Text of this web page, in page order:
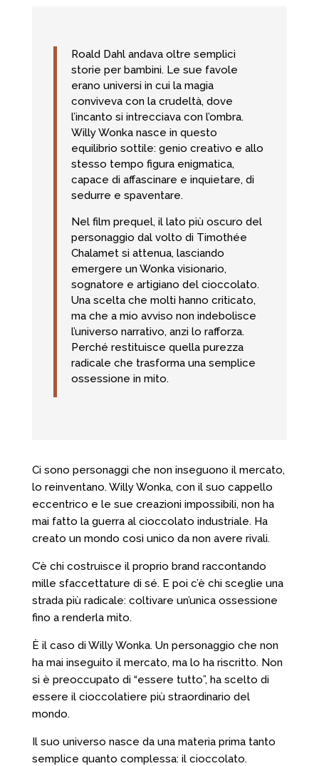
Roald Dahl andava oltre semplici
storie per bambini. Le sue favole
erano universi in cui la magia
conviveva con la crudeltà, dove
l’incanto si intrecciava con l’ombra.
Willy Wonka nasce in questo
equilibrio sottile: genio creativo e allo
stesso tempo figura enigmatica,
capace di affascinare e inquietare, di
sedurre e spaventare.
Nel film prequel, il lato più oscuro del
personaggio dal volto di Timothée
Chalamet si attenua, lasciando
emergere un Wonka visionario,
sognatore e artigiano del cioccolato.
Una scelta che molti hanno criticato,
ma che a mio avviso non indebolisce
l’universo narrativo, anzi lo rafforza.
Perché restituisce quella purezza
radicale che trasforma una semplice
ossessione in mito.
Ci sono personaggi che non inseguono il mercato,
lo reinventano. Willy Wonka, con il suo cappello
eccentrico e le sue creazioni impossibili, non ha
mai fatto la guerra al cioccolato industriale. Ha
creato un mondo così unico da non avere rivali.
C’è chi costruisce il proprio brand raccontando
mille sfaccettature di sé. E poi c’è chi sceglie una
strada più radicale: coltivare un’unica ossessione
fino a renderla mito.
È il caso di Willy Wonka. Un personaggio che non
ha mai inseguito il mercato, ma lo ha riscritto. Non
si è preoccupato di “essere tutto”, ha scelto di
essere il cioccolatiere più straordinario del
mondo.
Il suo universo nasce da una materia prima tanto
semplice quanto complessa: il cioccolato.